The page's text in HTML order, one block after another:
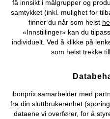
Topkategorier / Sesongvarer
Du kan
Om Oss
få innsikt i målgrupper og
samtykket (inkl. mulighet for
finner du når som helst
«Innstillinger» kan du
individuelt. Ved å klikke på
som helst trekke
bonprix samarbeider med
fra din sluttbrukerenhet
dataene vi overfører, for å